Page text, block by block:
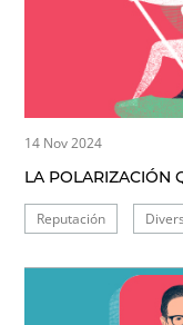
14 Nov 2024
LA POLARIZACIÓN
Reputación